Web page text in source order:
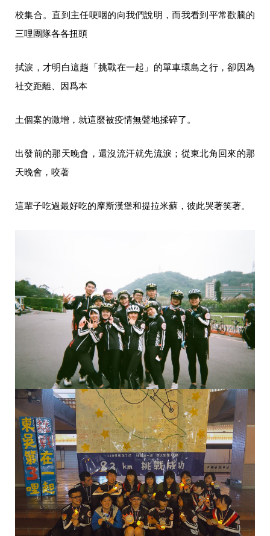
校集合。直到主任哽咽的向我們說明，而我看到平常歡騰的
三哩團隊各各扭頭
拭淚，才明白這趟「挑戰在一起」的單車環島之行，卻因為
社交距離、因爲本
土個案的激增，就這麼被疫情無聲地揉碎了。
出發前的那天晚會，還沒流汗就先流淚；從東北角回來的那
天晚會，咬著
這輩子吃過最好吃的摩斯漢堡和提拉米蘇，彼此哭著笑著。